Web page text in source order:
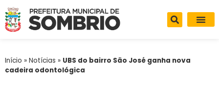
Início » Notícias » UBS do bairro São José ganha nova
cadeira odontológica